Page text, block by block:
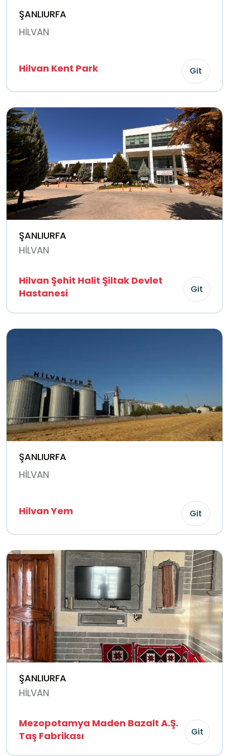
ŞANLIURFA
HİLVAN
Hilvan Kent Park Git
ŞANLIURFA
HİLVAN
Hilvan Şehit Halit Şiltak Devlet
Hastanesi
Git
ŞANLIURFA
HİLVAN
Hilvan Yem Git
ŞANLIURFA
HİLVAN
Mezopotamya Maden Bazalt A.Ş.
Taş Fabrikası
Git